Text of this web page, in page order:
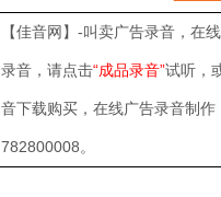
【佳音网】-叫卖广告录音，在
录音，请点击“成品录音”试听，
音下载购买，在线广告录音制
782800008。